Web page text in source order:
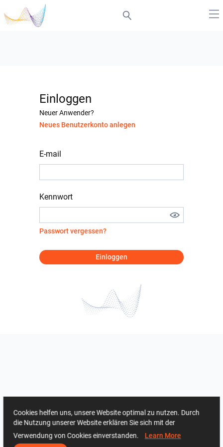
Einloggen
Neuer Anwender?
Neues Benutzerkonto anlegen
E-mail
Kennwort
Passwort vergessen?
Einloggen
Cookies helfen uns, unsere Website optimal zu nutzen. Durch
die Nutzung unserer Website erklären Sie sich mit der
Verwendung von Cookies einverstanden. Learn More